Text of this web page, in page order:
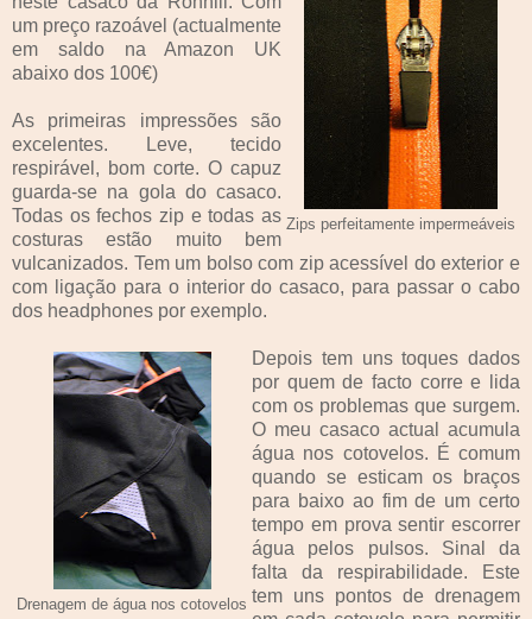
Zips perfeitamente impermeáveis
um preço razoável (actualmente
em saldo na Amazon UK
abaixo dos 100€)
As primeiras impressões são
excelentes. Leve, tecido
respirável, bom corte. O capuz
guarda-se na gola do casaco.
Todas os fechos zip e todas as
costuras estão muito bem
vulcanizados. Tem um bolso com zip acessível do exterior e
com ligação para o interior do casaco, para passar o cabo
dos headphones por exemplo.
Drenagem de água nos cotovelos
Depois tem uns toques dados
por quem de facto corre e lida
com os problemas que surgem.
O meu casaco actual acumula
água nos cotovelos. É comum
quando se esticam os braços
para baixo ao fim de um certo
tempo em prova sentir escorrer
água pelos pulsos. Sinal da
falta da respirabilidade. Este
tem uns pontos de drenagem